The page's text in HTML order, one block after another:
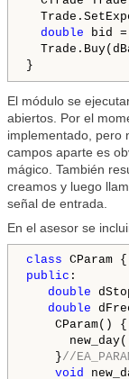
double bid =
El módulo se
abiertos. Por el
implementado, pero
campos aparte es
mágico. También
creamos y luego
señal de entrada.
En el asesor se
class
public :
double
double
CParam() {
}//
void